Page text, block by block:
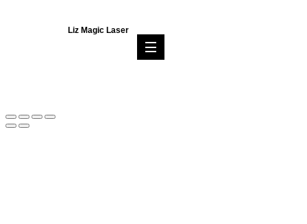
Liz Magic Laser
email:
liz.magic.laser@gmail.com